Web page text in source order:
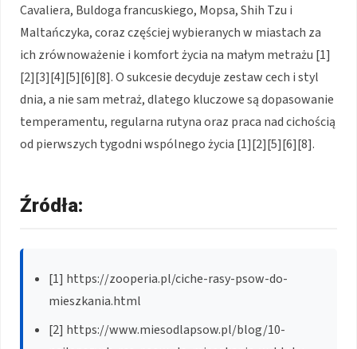
Cavaliera, Buldoga francuskiego, Mopsa, Shih Tzu i
Maltańczyka, coraz częściej wybieranych w miastach za
ich zrównoważenie i komfort życia na małym metrażu [1]
[2][3][4][5][6][8]. O sukcesie decyduje zestaw cech i styl
dnia, a nie sam metraż, dlatego kluczowe są dopasowanie
temperamentu, regularna rutyna oraz praca nad cichością
od pierwszych tygodni wspólnego życia [1][2][5][6][8].
Źródła:
[1] https://zooperia.pl/ciche-rasy-psow-do-
mieszkania.html
[2] https://www.miesodlapsow.pl/blog/10-